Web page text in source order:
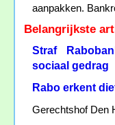
aanpakken.
Belangrijkste
Straf
sociaal gedrag
Rabo erkent
Gerechtshof Den